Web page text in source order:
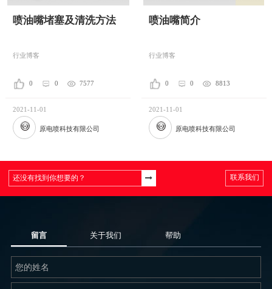
喷油嘴堵塞及清洗方法
行业博客
0 0 7577
2021-11-01
原电喷科技有限公司
喷油嘴简介
行业博客
0 0 8813
2021-11-01
原电喷科技有限公司
联系我们
留言 关于我们 帮助